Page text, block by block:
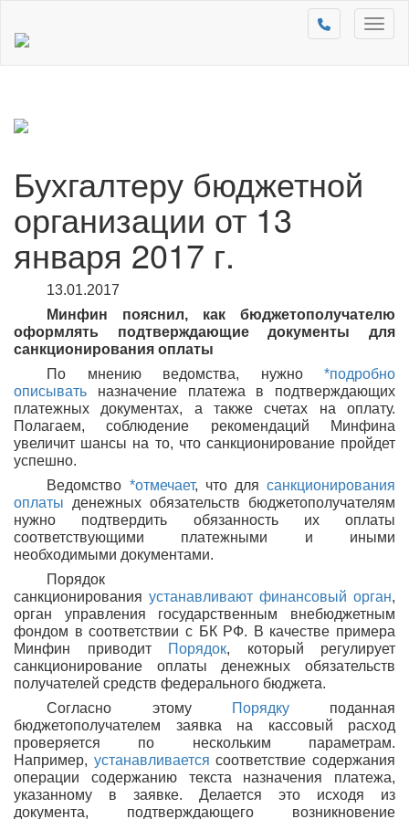
Бухгалтеру бюджетной
организации от 13
января 2017 г.
13.01.2017
Минфин пояснил, как бюджетополучателю
оформлять подтверждающие документы для
санкционирования оплаты
По мнению ведомства, нужно *подробно
описывать назначение платежа в подтверждающих
платежных документах, а также счетах на оплату.
Полагаем, соблюдение рекомендаций Минфина
увеличит шансы на то, что санкционирование пройдет
успешно.
Ведомство *отмечает, что длясанкционирования
оплаты денежных обязательств бюджетополучателям
нужно подтвердить обязанность их оплаты
соответствующими платежными и иными
необходимыми документами.
Порядок
санкционирования устанавливают финансовый орган,
орган управления государственным внебюджетным
фондом в соответствии с БК РФ. В качестве примера
Минфин приводит Порядок, который регулирует
санкционирование оплаты денежных обязательств
получателей средств федерального бюджета.
Согласно этому Порядкуподанная
бюджетополучателем заявка на кассовый расход
проверяется по нескольким параметрам.
Например, устанавливается соответствие содержания
операции содержанию текста назначения платежа,
указанному в заявке. Делается это исходя из
документа, подтверждающего возникновение